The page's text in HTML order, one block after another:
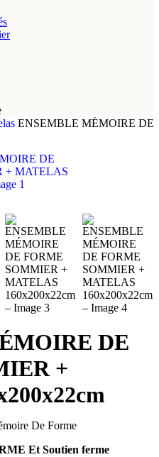
ENSEMBLE MÉMOIRE DE
DE
+
De Forme
Et Soutien ferme